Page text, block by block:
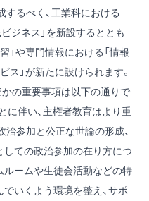
るべく、工業科における
ビジネス」を新設するととも
」や専門情報における「情報
ス」が新たに設けられます。
かの重要事項は以下の通りで
に伴い、主権者教育はより重
参加と公正な世論の形成、
しての政治参加の在り方につ
ルームや生徒会活動などの特
いくよう環境を整え、サポ